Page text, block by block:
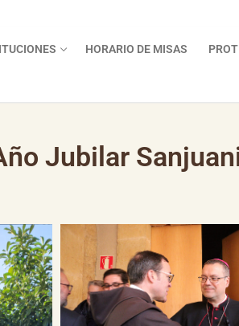
HORARIO DE MISAS
Jubilar